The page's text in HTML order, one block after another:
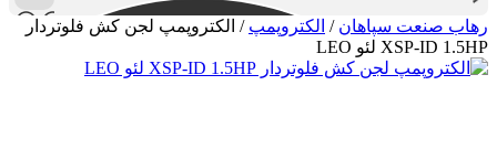
رهاب صنعت سپاهان / الکتروپمپ / الکتروپمپ لجن کش فلوتردار
XSP-ID 1.5HP لئو LEO